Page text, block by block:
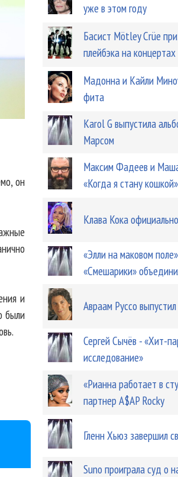
он
и
были
уже в этом году
Басист Mötley Crüe
плейбэка на концертах
Мадонна и Кайли
фита
Karol G выпустила
Марсом
Максим Фадеев и
«Когда я стану кошкой»
Клава Кока
«Элли на маковом
«Смешарики»
Авраам Руссо
Сергей Сычёв - «Хит-
исследование»
«Рианна работает в
партнер A$AP Rocky
Гленн Хьюз завершил
Suno проиграла суд о